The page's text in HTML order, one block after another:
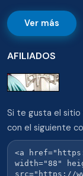
Ver más
AFILIADOS
Si te gusta el sitio
con el siguiente